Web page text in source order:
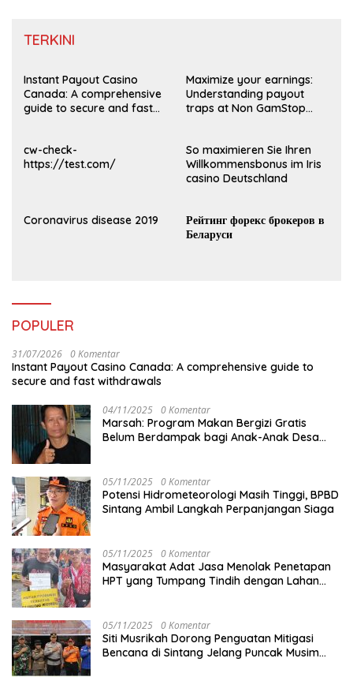
TERKINI
Instant Payout Casino
Canada: A comprehensive
guide to secure and fast
Maximize your earnings:
Understanding payout
traps at Non GamStop
cw-check-
https://test.com/
So maximieren Sie Ihren
Willkommensbonus im Iris
casino Deutschland
Coronavirus disease 2019
Рейтинг форекс брокеров в
Беларуси
POPULER
31/07/2026 0 Komentar
Instant Payout Casino Canada: A comprehensive guide to
secure and fast withdrawals
04/11/2025 0 Komentar
Marsah: Program Makan Bergizi Gratis
Belum Berdampak bagi Anak-Anak Desa
05/11/2025 0 Komentar
Potensi Hidrometeorologi Masih Tinggi, BPBD
Sintang Ambil Langkah Perpanjangan Siaga
05/11/2025 0 Komentar
Masyarakat Adat Jasa Menolak Penetapan
HPT yang Tumpang Tindih dengan Lahan
05/11/2025 0 Komentar
Siti Musrikah Dorong Penguatan Mitigasi
Bencana di Sintang Jelang Puncak Musim